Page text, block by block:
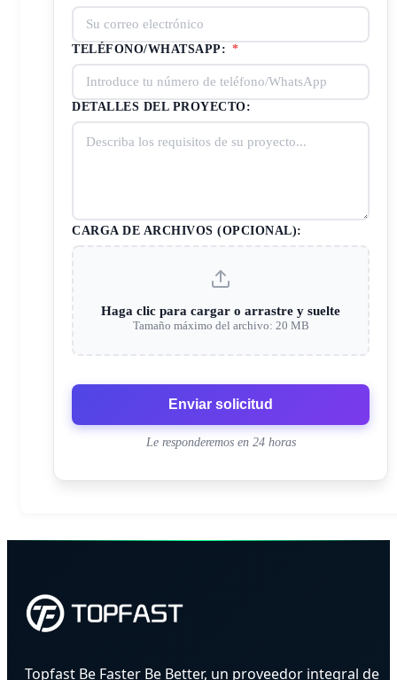
TELÉFONO/WHATSAPP: *
DETALLES DEL PROYECTO:
CARGA DE ARCHIVOS (OPCIONAL):
Haga clic para cargar o arrastre y suelte
Tamaño máximo del archivo: 20 MB
Enviar solicitud
Le responderemos en 24 horas
Topfast Be Faster Be Better, un proveedor integral de